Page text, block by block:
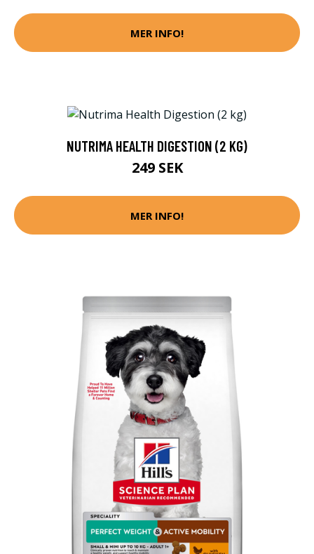
MER INFO!
NUTRIMA HEALTH DIGESTION (2 KG)
249 SEK
MER INFO!